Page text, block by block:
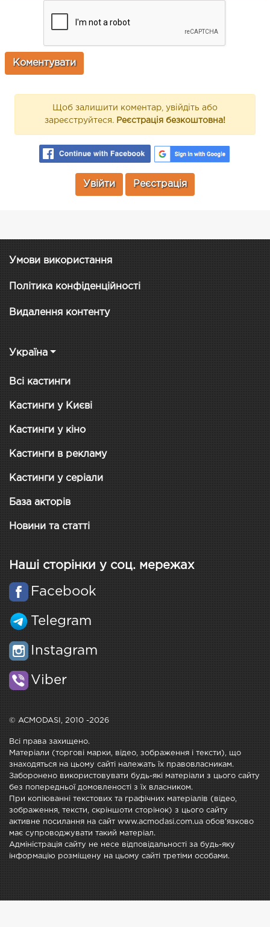
Щоб залишити коментар, увійдіть або
зареєструйтеся. Реєстрація безкоштовна!
Увійти Реєстрація
Умови використання
Політика конфіденційності
Видалення контенту
Україна
Всі кастинги
Кастинги у Києві
Кастинги у кіно
Кастинги в рекламу
Кастинги у серіали
База акторів
Новини та статті
Наші сторінки у соц. мережах
Facebook
Telegram
Instagram
Viber
© ACMODASI, 2010 -2026
Всі права захищено.
Матеріали (торгові марки, відео, зображення і тексти), що
знаходяться на цьому сайті належать їх правовласникам.
Заборонено використовувати будь-які матеріали з цього сайту
без попередньої домовленості з їх власником.
При копіюванні текстових та графічних матеріалів (відео,
зображення, тексти, скріншоти сторінок) з цього сайту
активне посилання на сайт www.acmodasi.com.ua обов'язково
має супроводжувати такий матеріал.
Адміністрація сайту не несе відповідальності за будь-яку
інформацію розміщену на цьому сайті третіми особами.